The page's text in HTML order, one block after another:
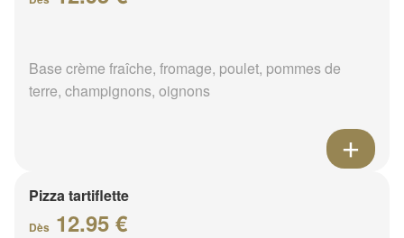
Base crème fraîche, fromage, poulet, pommes de
terre, champignons, oignons
Pizza tartiflette
Dès 12.95 €